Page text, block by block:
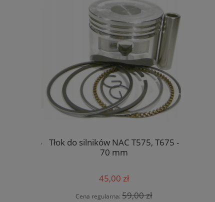
Tłok do silników NAC T575, T675 -
70 mm
45,00 zł
Cena regularna:59,00 zł